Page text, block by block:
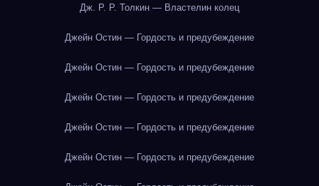
Дж. Р. Р. Толкин — Властелин колец
Джейн Остин — Гордость и предубеждение
Джейн Остин — Гордость и предубеждение
Джейн Остин — Гордость и предубеждение
Джейн Остин — Гордость и предубеждение
Джейн Остин — Гордость и предубеждение